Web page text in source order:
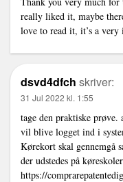
really liked it, maybe
love to read it, it’s a very
dsvd4dfch skriver:
31 Jul 2022 kl. 1:55
tage den praktiske
vil blive logget ind i
Kørekort skal gennemgå
der udstedes på
https://